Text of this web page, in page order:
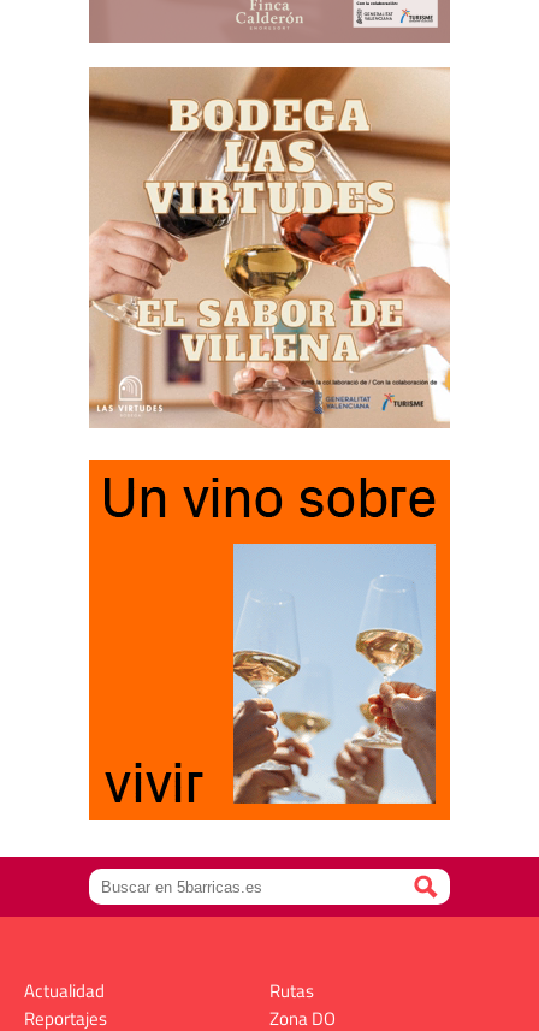
Actualidad
Reportajes
Rutas
Zona DO